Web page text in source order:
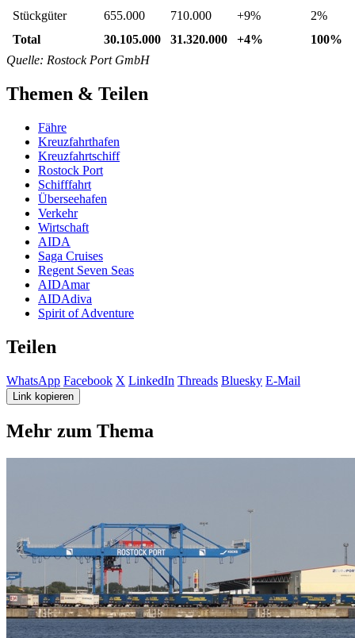
Stückgüter
655.000 710.000 +9%
2%
Total
30.105.000 31.320.000 +4%
100%
Quelle: Rostock Port GmbH
Themen & Teilen
Fähre
Kreuzfahrthafen
Kreuzfahrtschiff
Rostock Port
Schifffahrt
Überseehafen
Verkehr
Wirtschaft
AIDA
Saga Cruises
Regent Seven Seas
AIDAmar
AIDAdiva
Spirit of Adventure
Teilen
WhatsApp Facebook X LinkedIn Threads Bluesky E-Mail
Link kopieren
Mehr zum Thema